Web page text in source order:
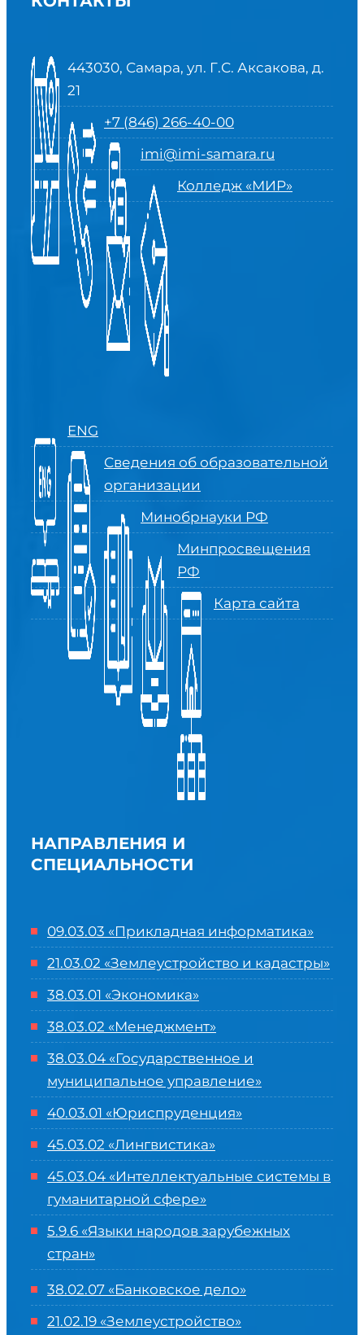
443030, Самара, ул. Г.С. Аксакова, д.
21
+7 (846) 266-40-00
imi@imi-samara.ru
Колледж «МИР»
ENG
Сведения об образовательной
организации
Минобрнауки РФ
Минпросвещения
РФ
Карта сайта
НАПРАВЛЕНИЯ И
СПЕЦИАЛЬНОСТИ
09.03.03 «Прикладная информатика»
21.03.02 «Землеустройство и кадастры»
38.03.01 «Экономика»
38.03.02 «Менеджмент»
38.03.04 «Государственное и
муниципальное управление»
40.03.01 «Юриспруденция»
45.03.02 «Лингвистика»
45.03.04 «Интеллектуальные системы в
гуманитарной сфере»
5.9.6 «Языки народов зарубежных
стран»
38.02.07 «Банковское дело»
21.02.19 «Землеустройство»